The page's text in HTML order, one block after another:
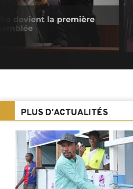
devient la première
PLUS D'ACTUALITÉS